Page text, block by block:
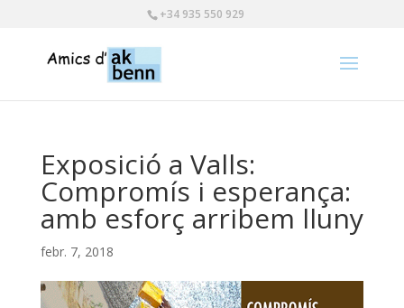
+34 935 550 929
Exposició a Valls:
Compromís i esperança:
amb esforç arribem lluny
febr. 7, 2018